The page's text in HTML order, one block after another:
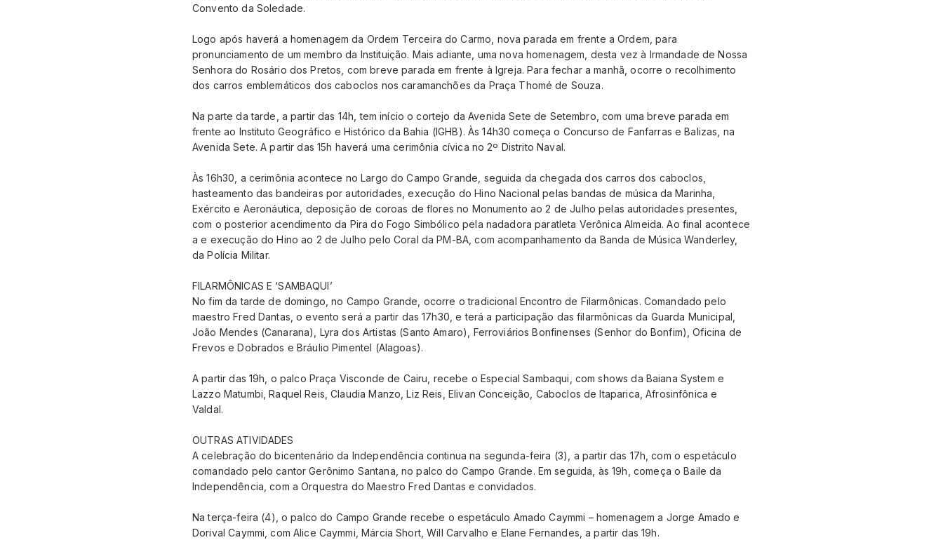
Convento da Soledade.
Logo após haverá a homenagem da Ordem Terceira do Carmo, nova parada em frente a Ordem, para
pronunciamento de um membro da Instituição. Mais adiante, uma nova homenagem, desta vez à Irmandade de Nossa
Senhora do Rosário dos Pretos, com breve parada em frente à Igreja. Para fechar a manhã, ocorre o recolhimento
dos carros emblemáticos dos caboclos nos caramanchões da Praça Thomé de Souza.
Na parte da tarde, a partir das 14h, tem início o cortejo da Avenida Sete de Setembro, com uma breve parada em
frente ao Instituto Geográfico e Histórico da Bahia (IGHB). Às 14h30 começa o Concurso de Fanfarras e Balizas, na
Avenida Sete. A partir das 15h haverá uma cerimônia cívica no 2º Distrito Naval.
Às 16h30, a cerimônia acontece no Largo do Campo Grande, seguida da chegada dos carros dos caboclos,
hasteamento das bandeiras por autoridades, execução do Hino Nacional pelas bandas de música da Marinha,
Exército e Aeronáutica, deposição de coroas de flores no Monumento ao 2 de Julho pelas autoridades presentes,
com o posterior acendimento da Pira do Fogo Simbólico pela nadadora paratleta Verônica Almeida. Ao final acontece
a e execução do Hino ao 2 de Julho pelo Coral da PM-BA, com acompanhamento da Banda de Música Wanderley,
da Polícia Militar.
FILARMÔNICAS E ‘SAMBAQUI’
No fim da tarde de domingo, no Campo Grande, ocorre o tradicional Encontro de Filarmônicas. Comandado pelo
maestro Fred Dantas, o evento será a partir das 17h30, e terá a participação das filarmônicas da Guarda Municipal,
João Mendes (Canarana), Lyra dos Artistas (Santo Amaro), Ferroviários Bonfinenses (Senhor do Bonfim), Oficina de
Frevos e Dobrados e Bráulio Pimentel (Alagoas).
A partir das 19h, o palco Praça Visconde de Cairu, recebe o Especial Sambaqui, com shows da Baiana System e
Lazzo Matumbi, Raquel Reis, Claudia Manzo, Liz Reis, Elivan Conceição, Caboclos de Itaparica, Afrosinfônica e
Valdal.
OUTRAS ATIVIDADES
A celebração do bicentenário da Independência continua na segunda-feira (3), a partir das 17h, com o espetáculo
comandado pelo cantor Gerônimo Santana, no palco do Campo Grande. Em seguida, às 19h, começa o Baile da
Independência, com a Orquestra do Maestro Fred Dantas e convidados.
Na terça-feira (4), o palco do Campo Grande recebe o espetáculo Amado Caymmi – homenagem a Jorge Amado e
Dorival Caymmi, com Alice Caymmi, Márcia Short, Will Carvalho e Elane Fernandes, a partir das 19h.